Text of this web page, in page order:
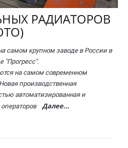
РАДИАТОРОВ
самом крупном заводе в России в
"Прогресс".
на самом современном
производственная
автоматизированная и
операторов Далее...